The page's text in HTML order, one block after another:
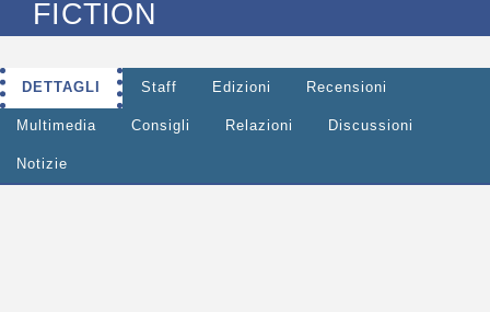
FICTION
DETTAGLI Staff Edizioni Recensioni
Multimedia Consigli Relazioni Discussioni
Notizie